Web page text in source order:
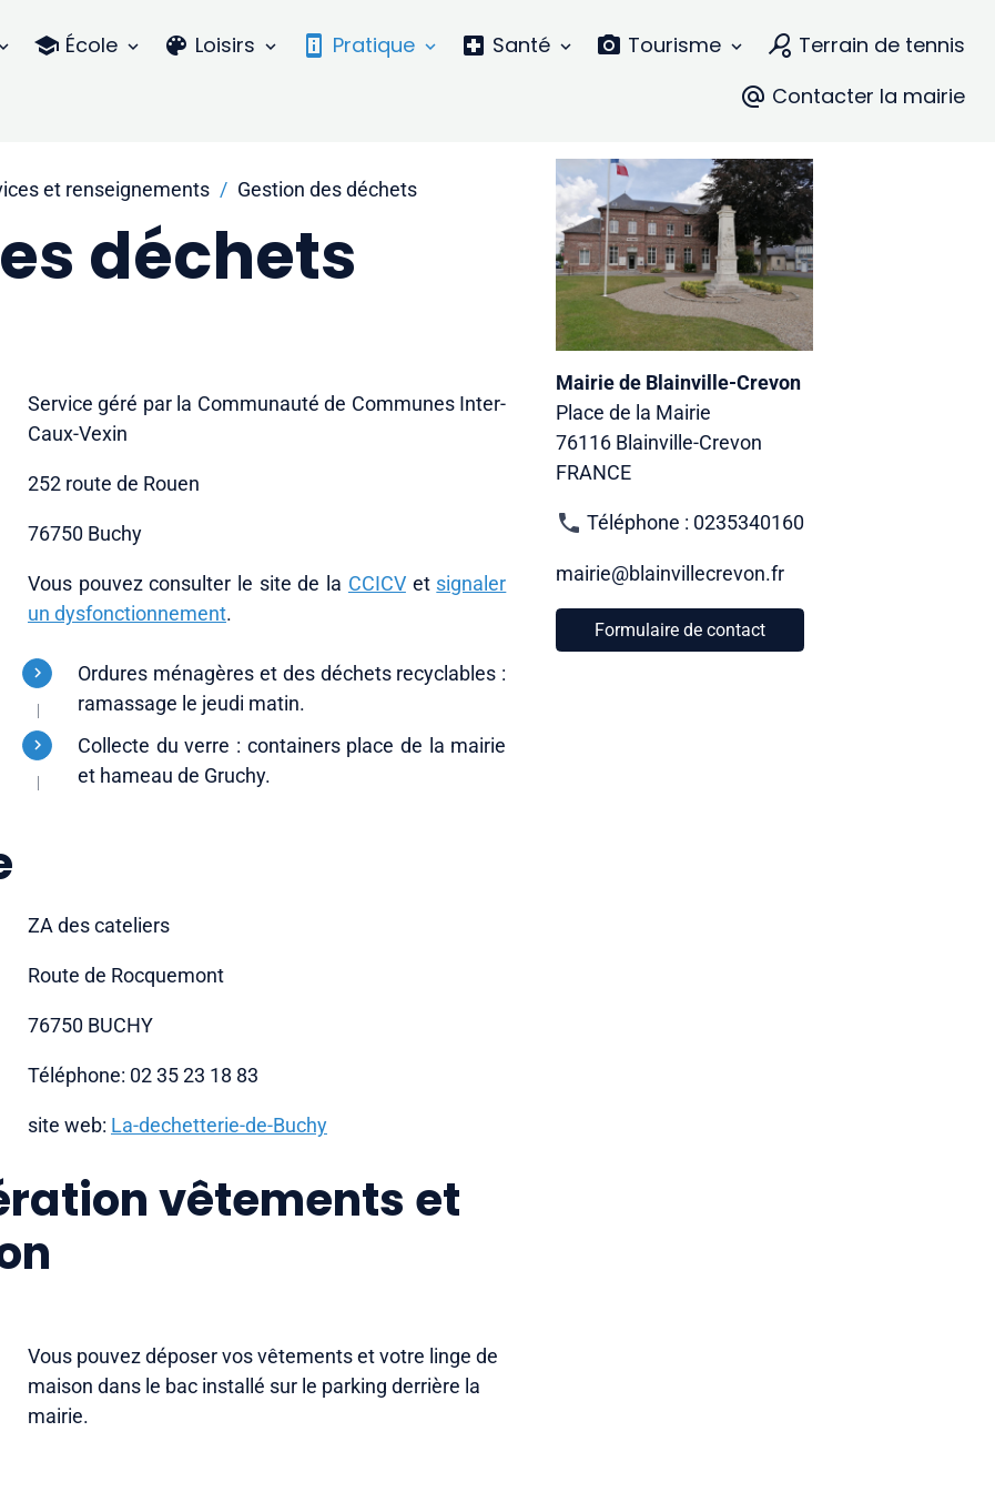
École Loisirs Pratique Santé Tourisme
Terrain de tennis
Contacter la mairie
et renseignements Gestion des déchets
déchets
Service géré par la Communauté de Communes Inter-
Caux-Vexin
252 route de Rouen
76750 Buchy
Vous pouvez consulter le site de la CCICVet signaler
un dysfonctionnement.
Ordures ménagères et des déchets recyclables :
ramassage le jeudi matin.
Collecte du verre : containers place de la mairie
et hameau de Gruchy.
ZA des cateliers
Route de Rocquemont
76750 BUCHY
Téléphone: 02 35 23 18 83
site web: La-dechetterie-de-Buchy
vêtements et
Vous pouvez déposer vos vêtements et votre linge de
maison dans le bac installé sur le parking derrière la
mairie.
Mairie de Blainville-Crevon
Place de la Mairie
76116 Blainville-Crevon
FRANCE
Téléphone : 0235340160
mairie@blainvillecrevon.fr
Formulaire de contact